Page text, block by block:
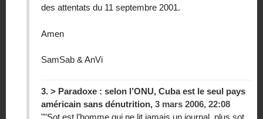
des attentats du 11 septembre 2001.
Amen
SamSab & AnVi
3. > Paradoxe : selon l’ONU, Cuba est le seul pays
américain sans dénutrition, 3 mars 2006, 22:08
""Sot est l’homme qui ne lit jamais un journal, plus sot